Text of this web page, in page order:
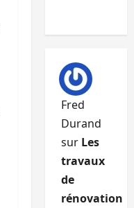
Fred
Durand
sur Les
travaux
de
rénovation